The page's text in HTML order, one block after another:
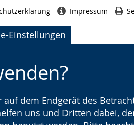
Einstellungen
dem Endgerät des
uns und Dritten dabei,
Impressum